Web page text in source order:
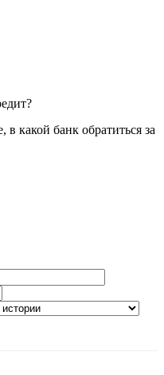
в какой банк обратиться за